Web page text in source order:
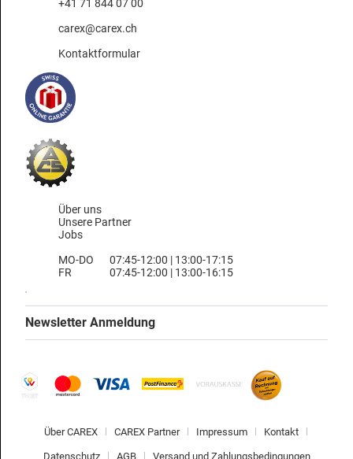
+41 71 844 07 00
carex@carex.ch
Kontaktformular
Über uns
Unsere Partner
Jobs
MO-DO
FR
07:45-12:00 | 13:00-17:15
07:45-12:00 | 13:00-16:15
Newsletter Anmeldung
Über CAREX CAREX Partner Impressum Kontakt
Datenschutz AGB Versand und Zahlungsbedingungen